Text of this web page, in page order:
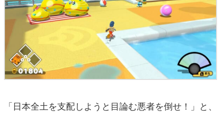
「日本全土を支配しようと目論む悪者を倒せ！」と、